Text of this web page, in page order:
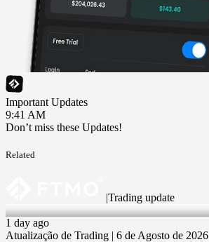
Important Updates
9:41 AM
Don’t miss these Updates!
Related
|Trading update
6 Aug 2026
1 day ago
Atualização de Trading | 6 de Agosto de 2026